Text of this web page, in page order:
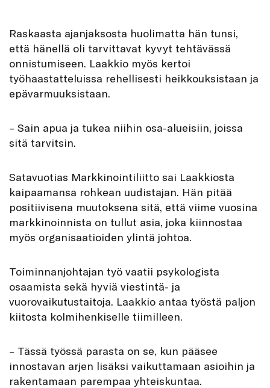
Raskaasta ajanjaksosta huolimatta hän tunsi,
että hänellä oli tarvittavat kyvyt tehtävässä
onnistumiseen. Laakkio myös kertoi
työhaastatteluissa rehellisesti heikkouksistaan ja
epävarmuuksistaan.
– Sain apua ja tukea niihin osa-alueisiin, joissa
sitä tarvitsin.
Satavuotias Markkinointiliitto sai Laakkiosta
kaipaamansa rohkean uudistajan. Hän pitää
positiivisena muutoksena sitä, että viime vuosina
markkinoinnista on tullut asia, joka kiinnostaa
myös organisaatioiden ylintä johtoa.
Toiminnanjohtajan työ vaatii psykologista
osaamista sekä hyviä viestintä- ja
vuorovaikutustaitoja. Laakkio antaa työstä paljon
kiitosta kolmihenkiselle tiimilleen.
– Tässä työssä parasta on se, kun pääsee
innostavan arjen lisäksi vaikuttamaan asioihin ja
rakentamaan parempaa yhteiskuntaa.